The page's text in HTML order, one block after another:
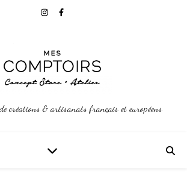
créations & artisanats français et européens